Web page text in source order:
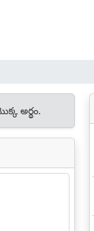
అర్థం.